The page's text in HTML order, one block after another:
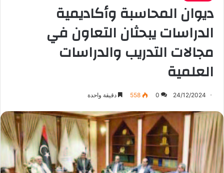
ديوان المحاسبة وأكاديمية
الدراسات يبحثان التعاون في
مجالات التدريب والدراسات
العلمية
24/12/2024
0
558 دقيقة واحدة